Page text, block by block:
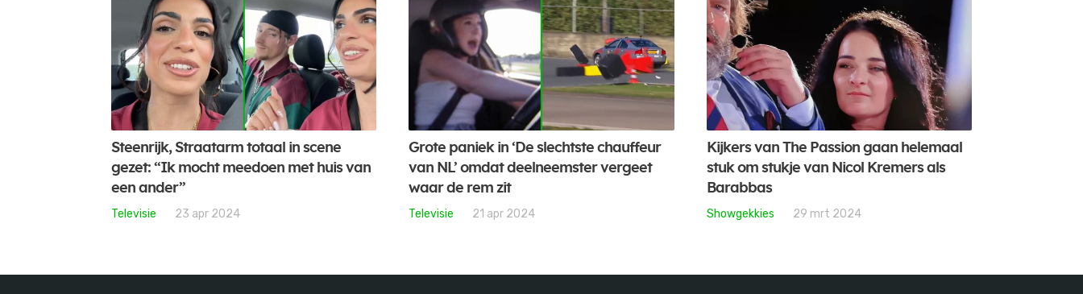
Steenrijk, Straatarm totaal in scene
gezet: “Ik mocht meedoen met huis van
een ander”
Televisie 23 apr 2024
Grote paniek in ‘De slechtste chauffeur
van NL’ omdat deelneemster vergeet
waar de rem zit
Televisie 21 apr 2024
Kijkers van The Passion gaan helemaal
stuk om stukje van Nicol Kremers als
Barabbas
Showgekkies 29 mrt 2024